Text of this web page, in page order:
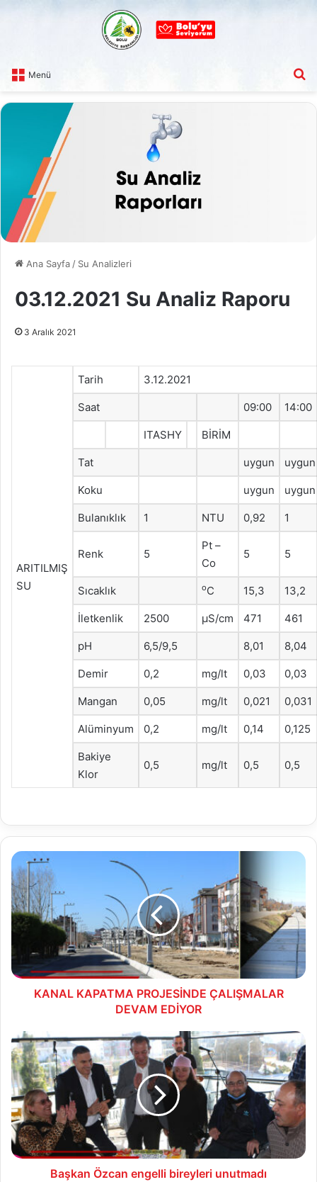
Menü
Ana Sayfa / Su Analizleri
03.12.2021 Su Analiz Raporu
3 Aralık 2021
ARITILMIŞ
SU
Tarih 3.12.2021
Saat 09:00 14:00
ITASHY BİRİM
Tat uygun uygun
Koku uygun uygun
Bulanıklık 1 NTU 0,92 1
Renk 5
Pt –
Co
5 5
Sıcaklık oC 15,3 13,2
İletkenlik 2500 μS/cm 471 461
pH 6,5/9,5 8,01 8,04
Demir 0,2 mg/lt 0,03 0,03
Mangan 0,05 mg/lt 0,021 0,031
Alüminyum 0,2 mg/lt 0,14 0,125
Bakiye
Klor
0,5 mg/lt 0,5 0,5
KANAL
KAPATMA
PROJESİNDE
ÇALIŞMALAR
DEVAM
EDİYOR
KANAL KAPATMA PROJESİNDE ÇALIŞMALAR
DEVAM EDİYOR
Başkan
Özcan
engelli
bireyleri
unutmadı
Başkan Özcan engelli bireyleri unutmadı